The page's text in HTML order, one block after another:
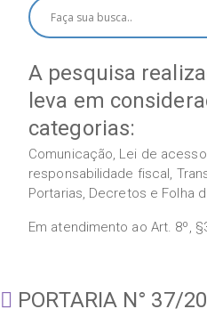
A pesquisa
leva em
categorias:
Comunicação, Lei de
responsabilidade fiscal,
Portarias, Decretos e Folha
Em atendimento ao Art. 8º,
PORTARIA N° 37/